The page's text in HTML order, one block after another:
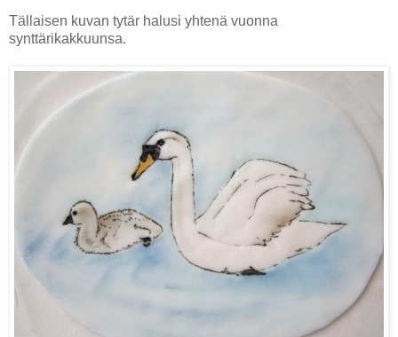
Tällaisen kuvan tytär halusi yhtenä vuonna
synttärikakkuunsa.